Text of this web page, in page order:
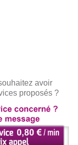
avoir
proposés ?